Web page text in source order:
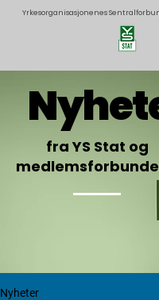
Yrkesorganisasjonenes
fra YS Stat og
Nyheter